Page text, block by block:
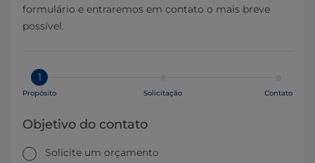
formulário e entraremos em contato o mais breve
possível.
1
Propósito Solicitação Contato
Objetivo do contato
Solicite um orçamento